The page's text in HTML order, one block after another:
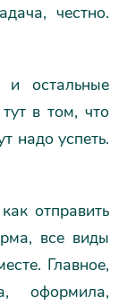
честно.
остальные
в том, что
надо успеть.
отправить
все виды
Главное,
оформила,